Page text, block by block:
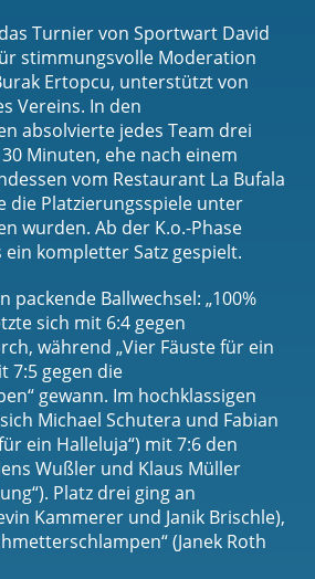
Turnier von Sportwart David
stimmungsvolle Moderation
Ertopcu, unterstützt von
Vereins. In den
absolvierte jedes Team drei
Minuten, ehe nach einem
vom Restaurant La Bufala
die Platzierungsspiele unter
wurden. Ab der K.o.-Phase
kompletter Satz gespielt.
packende Ballwechsel: „100%
sich mit 6:4 gegen
während „Vier Fäuste für ein
7:5 gegen die
gewann. Im hochklassigen
Michael Schutera und Fabian
ein Halleluja“) mit 7:6 den
Wußler und Klaus Müller
Platz drei ging an
Kammerer und Janik Brischle),
(Janek Roth